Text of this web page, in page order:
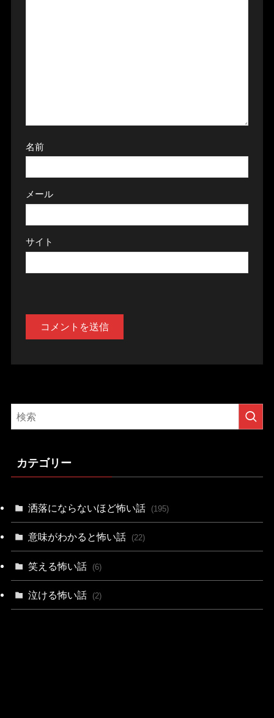
名前
メール
サイト
カテゴリー
洒落にならないほど怖い話 (195)
意味がわかると怖い話 (22)
笑える怖い話 (6)
泣ける怖い話 (2)